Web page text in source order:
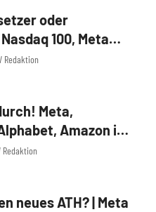
Redaktion
oder
100, Meta
SpaceX,
Redaktion
Meta,
Amazon in
neues ATH? | Meta